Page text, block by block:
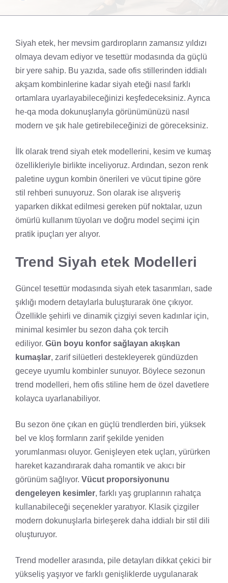
Siyah etek, her mevsim gardıropların zamansız yıldızı
olmaya devam ediyor ve tesettür modasında da güçlü
bir yere sahip. Bu yazıda, sade ofis stillerinden iddialı
akşam kombinlerine kadar siyah eteği nasıl farklı
ortamlara uyarlayabileceğinizi keşfedeceksiniz. Ayrıca
he-qa moda dokunuşlarıyla görünümünüzü nasıl
modern ve şık hale getirebileceğinizi de göreceksiniz.
İlk olarak trend siyah etek modellerini, kesim ve kumaş
özellikleriyle birlikte inceliyoruz. Ardından, sezon renk
paletine uygun kombin önerileri ve vücut tipine göre
stil rehberi sunuyoruz. Son olarak ise alışveriş
yaparken dikkat edilmesi gereken püf noktalar, uzun
ömürlü kullanım tüyoları ve doğru model seçimi için
pratik ipuçları yer alıyor.
Trend Siyah etek Modelleri
Güncel tesettür modasında siyah etek tasarımları, sade
şıklığı modern detaylarla buluşturarak öne çıkıyor.
Özellikle şehirli ve dinamik çizgiyi seven kadınlar için,
minimal kesimler bu sezon daha çok tercih
ediliyor. Gün boyu konfor sağlayan akışkan
kumaşlar, zarif silüetleri destekleyerek gündüzden
geceye uyumlu kombinler sunuyor. Böylece sezonun
trend modelleri, hem ofis stiline hem de özel davetlere
kolayca uyarlanabiliyor.
Bu sezon öne çıkan en güçlü trendlerden biri, yüksek
bel ve kloş formların zarif şekilde yeniden
yorumlanması oluyor. Genişleyen etek uçları, yürürken
hareket kazandırarak daha romantik ve akıcı bir
görünüm sağlıyor. Vücut proporsiyonunu
dengeleyen kesimler, farklı yaş gruplarının rahatça
kullanabileceği seçenekler yaratıyor. Klasik çizgiler
modern dokunuşlarla birleşerek daha iddialı bir stil dili
oluşturuyor.
Trend modeller arasında, pile detayları dikkat çekici bir
yükseliş yaşıyor ve farklı genişliklerde uygulanarak